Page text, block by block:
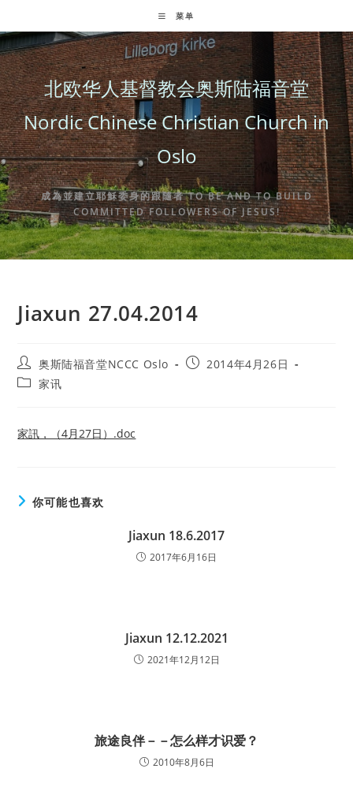
to
content
菜单
北欧华人基督教会奥斯陆福音堂
Nordic Chinese Christian Church in
Oslo
成為並建立耶穌委身的跟隨者 TO BE AND TO BUILD
COMMITTED FOLLOWERS OF JESUS!
Jiaxun 27.04.2014
Post
author:
奥斯陆福音堂NCCC Oslo
Post2014年4月26日
Post家讯
家訊，（4月27日）.doc
你可能也喜欢
Jiaxun 18.6.2017
2017年6月16日
Jiaxun 12.12.2021
2021年12月12日
旅途良伴－－怎么样才识爱？
2010年8月6日